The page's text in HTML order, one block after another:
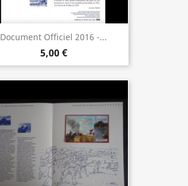
Document Officiel 2016 -...
5,00 €